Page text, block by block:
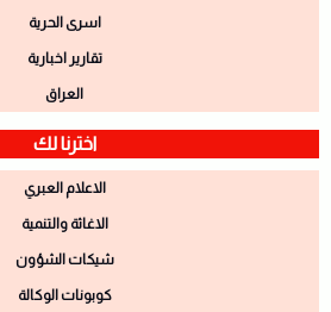
اسرى الحرية
تقارير اخبارية
العراق
اخترنا لك
الاعلام العبري
الاغاثة والتنمية
شيكات الشؤون
كوبونات الوكالة